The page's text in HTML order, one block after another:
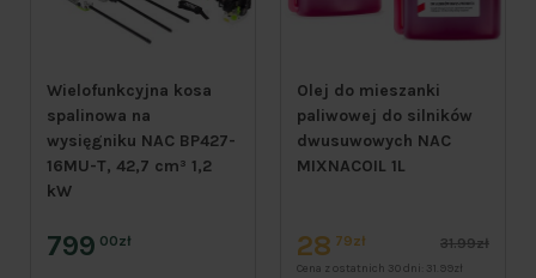
Wielofunkcyjna kosa
spalinowa na
wysięgniku NAC BP427-
16MU-T, 42,7 cm³ 1,2
kW
799 00zł
Olej do mieszanki
paliwowej do silników
dwusuwowych NAC
MIXNACOIL 1L
28 79zł 31.99zł
Cena z ostatnich 30 dni: 31.99zł